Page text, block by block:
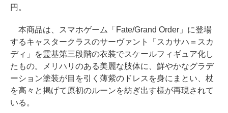
円。
本商品は、スマホゲーム「Fate/Grand Order」に登場
するキャスタークラスのサーヴァント「スカサハ＝スカ
ディ」を霊基第三段階の衣装でスケールフィギュア化し
たもの。メリハリのある美麗な肢体に、鮮やかなグラデ
ーション塗装が目を引く薄紫のドレスを身にまとい、杖
を高々と掲げて原初のルーンを紡ぎ出す様が再現されて
いる。